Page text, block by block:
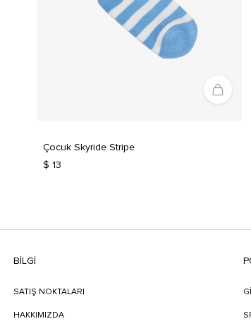
Çocuk Skyride Stripe
$ 13
BILGI
SATIŞ NOKTALARI
HAKKIMIZDA